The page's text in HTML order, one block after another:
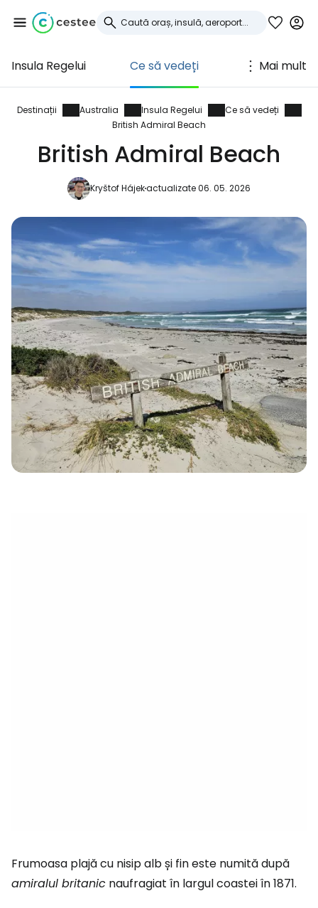
Insula Regelui Ce să vedeți Mai mult
Destinații Australia Insula Regelui
Ce să vedeți
British Admiral Beach
British Admiral Beach
Kryštof Hájekactualizate 06. 05. 2026
Frumoasa plajă cu nisip alb și fin este numită după
amiralul britanic naufragiat în largul coastei în 1871.
Conectați-vă la
Cestee
... comunitatea mondială a călătorilor
Continuați cu Google
Continuați cu Facebook
Continuați cu e-mailul